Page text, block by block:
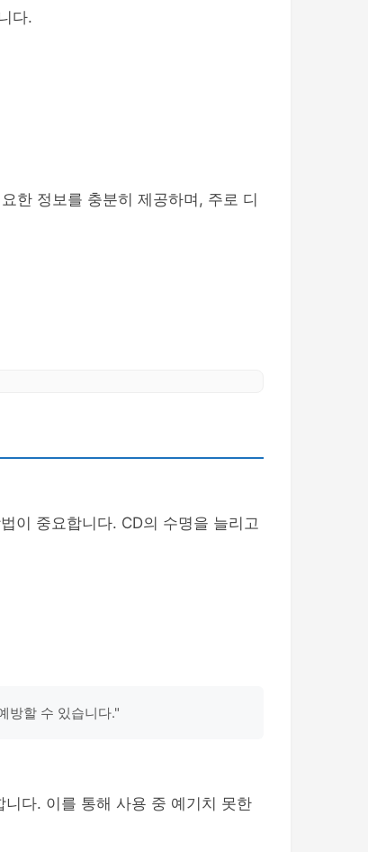
다.
한 정보를 충분히 제공하며, 주로 디
이 중요합니다. CD의 수명을 늘리고
방할 수 있습니다."
다. 이를 통해 사용 중 예기치 못한